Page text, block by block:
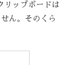
リップボードは
ん。そのくら